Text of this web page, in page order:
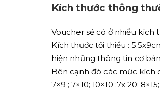
Kích thước thông
Voucher sẽ có ở nhiều kích
Kích thước tối thiểu :
hiện những thông tin cơ
Bên cạnh đó các mức kích
7×9 ; 7×10; 10×10 ;7x 20;